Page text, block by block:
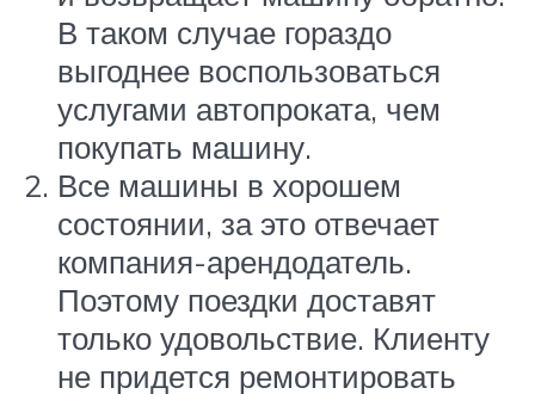
В таком случае гораздо
выгоднее воспользоваться
услугами автопроката, чем
покупать машину.
Все машины в хорошем
состоянии, за это отвечает
компания-арендодатель.
Поэтому поездки доставят
только удовольствие. Клиенту
не придется ремонтировать